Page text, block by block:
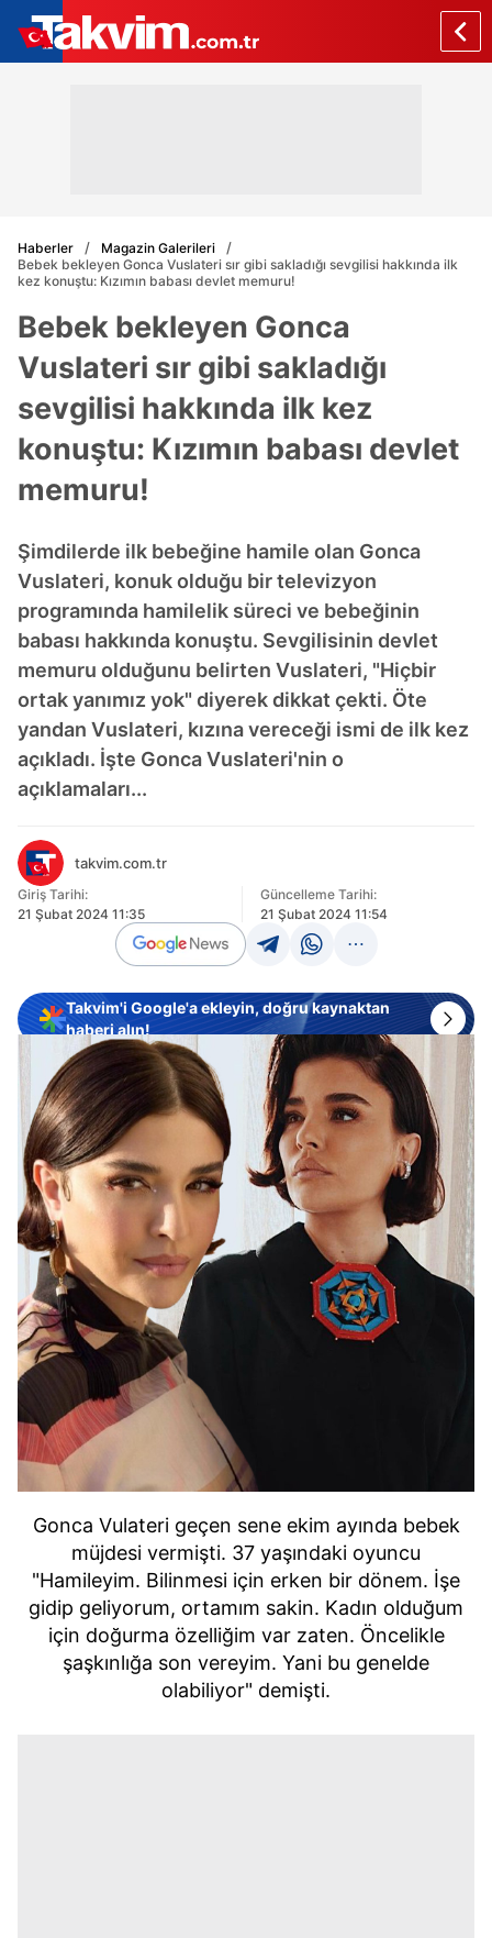
Haberler
Magazin Galerileri
Bebek bekleyen Gonca Vuslateri sır gibi sakladığı sevgilisi hakkında ilk
kez konuştu: Kızımın babası devlet memuru!
Bebek bekleyen Gonca
Vuslateri sır gibi sakladığı
sevgilisi hakkında ilk kez
konuştu: Kızımın babası devlet
memuru!
Şimdilerde ilk bebeğine hamile olan Gonca
Vuslateri, konuk olduğu bir televizyon
programında hamilelik süreci ve bebeğinin
babası hakkında konuştu. Sevgilisinin devlet
memuru olduğunu belirten Vuslateri, "Hiçbir
ortak yanımız yok" diyerek dikkat çekti. Öte
yandan Vuslateri, kızına vereceği ismi de ilk kez
açıkladı. İşte Gonca Vuslateri'nin o
açıklamaları...
takvim.com.tr
Giriş Tarihi:
21 Şubat 2024 11:35
Güncelleme Tarihi:
21 Şubat 2024 11:54
Takvim'i Google'a ekleyin, doğru kaynaktan
haberi alın!
Gonca Vulateri geçen sene ekim ayında bebek
müjdesi vermişti. 37 yaşındaki oyuncu
"Hamileyim. Bilinmesi için erken bir dönem. İşe
gidip geliyorum, ortamım sakin. Kadın olduğum
için doğurma özelliğim var zaten. Öncelikle
şaşkınlığa son vereyim. Yani bu genelde
olabiliyor" demişti.